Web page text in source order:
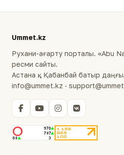
Ummet.kz
Рухани-ағарту порталы. «Abu
ресми сайты.
Астана қ., Қабанбай батыр
info@ummet.kz ·